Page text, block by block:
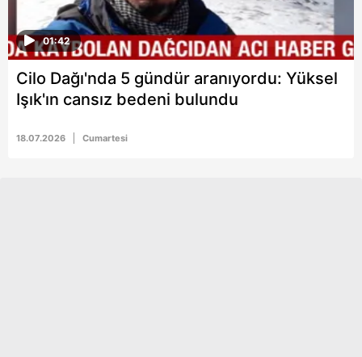
01:42
Cilo Dağı'nda 5 gündür aranıyordu: Yüksel
Işık'ın cansız bedeni bulundu
18.07.2026 Cumartesi